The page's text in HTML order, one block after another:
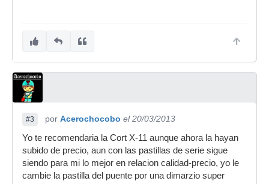
#3 por Acerochocobo el 20/03/2013
Yo te recomendaria la Cort X-11 aunque ahora la hayan
subido de precio, aun con las pastillas de serie sigue
siendo para mi lo mejor en relacion calidad-precio, yo le
cambie la pastilla del puente por una dimarzio super